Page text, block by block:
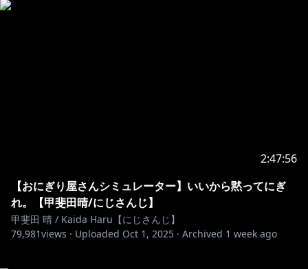
2:47:56
【おにぎり屋さんシミュレーター】いいから黙ってにぎ
れ。【甲斐田晴/にじさんじ】
甲斐田 晴 / Kaida Haru【にじさんじ】
79,981views · Uploaded Oct 1, 2025 · Archived 1 week ago